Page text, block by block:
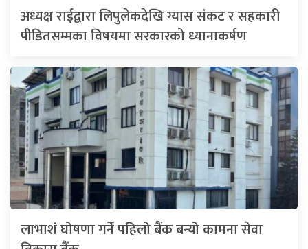
अध्यक्ष राईद्वारा लिपुलेकदेखि ग्यास संकट र सहकारी
पीडितसम्मका विषयमा सरकारको ध्यानाकर्षण
लाभाशं घोषणा गर्ने पहिलो बैंक बन्यो कामना सेवा